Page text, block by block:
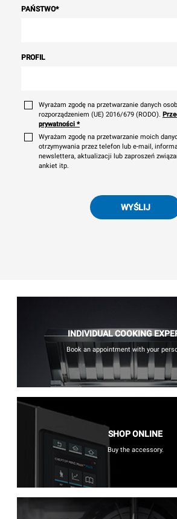
PAŃSTWO*
PROFIL
Wyrażam zgodę na przetwarzanie danych
rozporządzeniem (UE) 2016/679 (RODO).
prywatności *
Wyrażam zgodę na przetwarzanie moich
otrzymywania przez telefon lub e-mail,
newslettera, aktualizacji lub zaproszeń
ankiet itp.
WYŚLIJ
INDIVIDUAL COOKING
Book an appointment with your
SHOP ONLINE
Buy the accessory.